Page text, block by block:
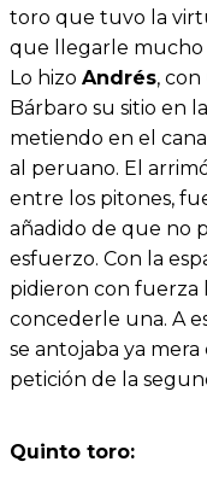
toro que tuvo la
que llegarle mucho
Lo hizo Andrés,
Bárbaro su sitio en
metiendo en el
al peruano. El
entre los pitones,
añadido de que no
esfuerzo. Con la
pidieron con fuerza
concederle una. A
se antojaba ya
petición de la
Quinto toro: